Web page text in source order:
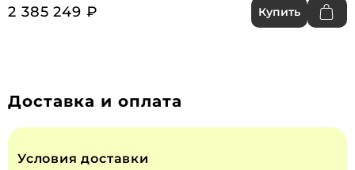
2 385 249 ₽
Купить
Доставка и оплата
Условия доставки